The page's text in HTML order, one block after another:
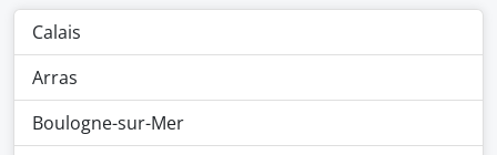
Calais
Arras
Boulogne-sur-Mer